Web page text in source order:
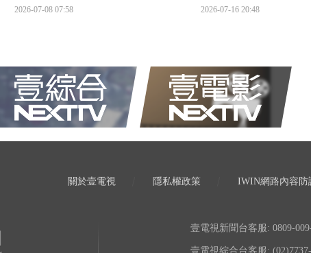
2026-07-08 07:58 2026-07-16 20:48
關於壹電視 隱私權政策 IWIN網路內容防
壹電視新聞台客服: 0809-
壹電視綜合台客服: (02)7737-